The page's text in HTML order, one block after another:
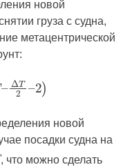
новой
груза с судна,
метацентрической
новой
посадки судна на
, что можно сделать